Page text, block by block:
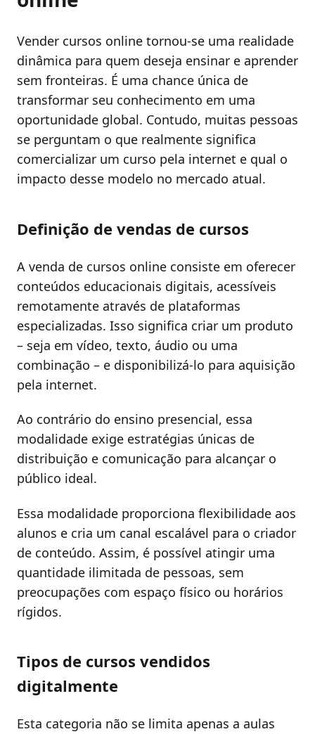
Vender cursos online tornou-se uma realidade
dinâmica para quem deseja ensinar e aprender
sem fronteiras. É uma chance única de
transformar seu conhecimento em uma
oportunidade global. Contudo, muitas pessoas
se perguntam o que realmente significa
comercializar um curso pela internet e qual o
impacto desse modelo no mercado atual.
Definição de vendas de cursos
A venda de cursos online consiste em oferecer
conteúdos educacionais digitais, acessíveis
remotamente através de plataformas
especializadas. Isso significa criar um produto
– seja em vídeo, texto, áudio ou uma
combinação – e disponibilizá-lo para aquisição
pela internet.
Ao contrário do ensino presencial, essa
modalidade exige estratégias únicas de
distribuição e comunicação para alcançar o
público ideal.
Essa modalidade proporciona flexibilidade aos
alunos e cria um canal escalável para o criador
de conteúdo. Assim, é possível atingir uma
quantidade ilimitada de pessoas, sem
preocupações com espaço físico ou horários
rígidos.
Tipos de cursos vendidos
digitalmente
Esta categoria não se limita apenas a aulas